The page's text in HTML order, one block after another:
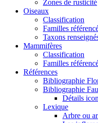
Zones de rusticité
Oiseaux
Classification
Familles
Taxons
Mammifères
Classification
Familles
Références
Bibliographie
Bibliographie
Détails
Lexique
Arbre ou